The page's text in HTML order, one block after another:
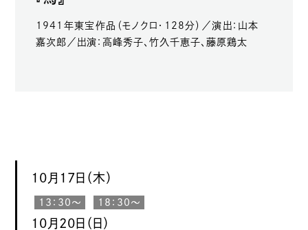
1941年東宝作品（モノクロ・128分）／演出：山本
嘉次郎／出演：高峰秀子、竹久千恵子、藤原鶏太
10月17日（木）
13：30〜 18：30〜
10月20日（日）